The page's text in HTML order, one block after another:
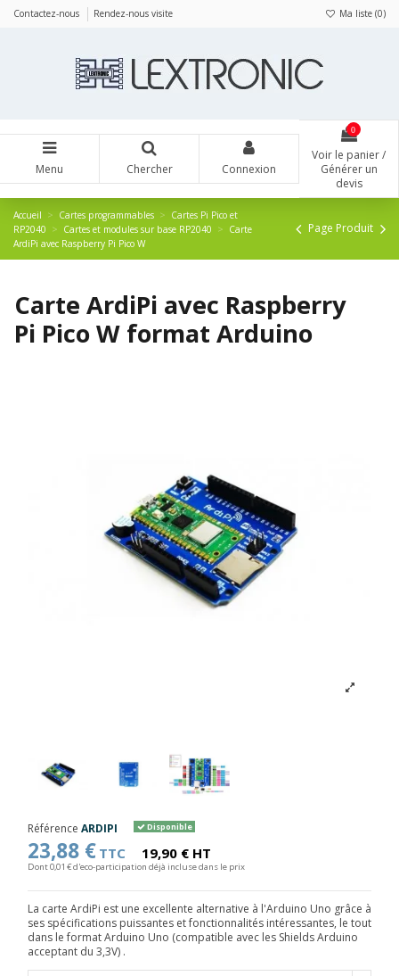
Contactez-nous Rendez-nous visite Ma liste (0)
Menu Chercher Connexion
0
Voir le panier /
Générer un
devis
Accueil Cartes programmables
Cartes Pi Pico et
RP2040
Cartes et modules sur base RP2040
Carte
ArdiPi avec Raspberry Pi Pico W
Page Produit
Carte ArdiPi avec Raspberry
Pi Pico W format Arduino
Référence ARDIPI Disponible
23,88 € TTC 19,90 € HT
Dont 0,01 € d'eco-participation déjà incluse dans le prix
La carte ArdiPi est une excellente alternative à l'Arduino Uno grâce à
ses spécifications puissantes et fonctionnalités intéressantes, le tout
dans le format Arduino Uno (compatible avec les Shields Arduino
acceptant du 3,3V) .
Panneau de gestion des cookies